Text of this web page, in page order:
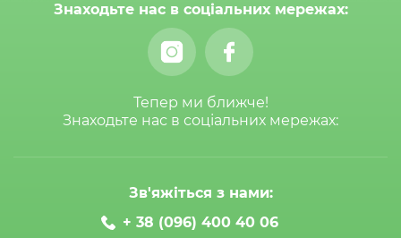
Знаходьте нас в соціальних мережах:
Тепер ми ближче!
Знаходьте нас в соціальних мережах:
Зв'яжіться з нами:
+ 38 (096) 400 40 06